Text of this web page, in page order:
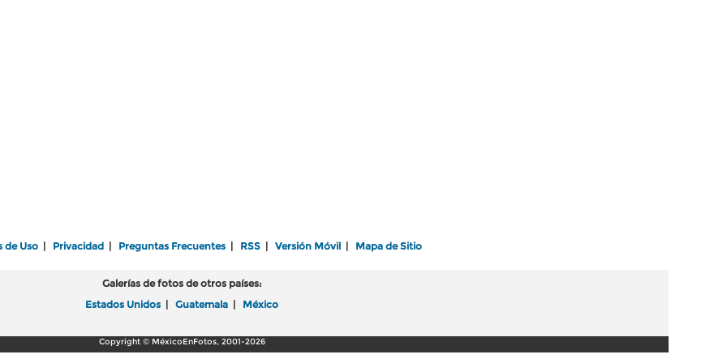
de Uso Privacidad Preguntas Frecuentes RSS Versión Móvil Mapa de Sitio
Galerías de fotos de otros países:
Estados Unidos
Guatemala México
Copyright © MéxicoEnFotos, 2001-2026